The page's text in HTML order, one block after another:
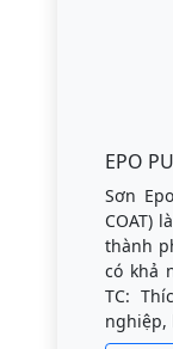
EPO
Sơn
COAT)
thành
có khả
TC:
nghiệp,